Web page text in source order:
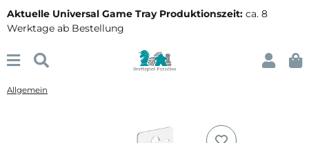
Aktuelle Universal Game Tray Produktionszeit: ca. 8
Werktage ab Bestellung
Allgemein